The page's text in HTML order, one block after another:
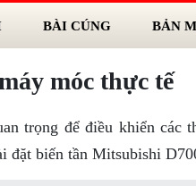
BÀI CÚNG BẢN
móc thực tế
trọng để điều khiển các
đặt biến tần Mitsubishi